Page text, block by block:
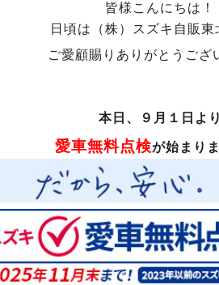
皆様こんにちは！
日頃は（株）スズキ自販東
ご愛顧賜りありがとうござ
本日、９月１日より
愛車無料点検が始まり